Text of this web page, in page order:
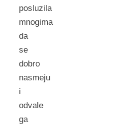
posluzila
mnogima
da
se
dobro
nasmeju
i
odvale
ga